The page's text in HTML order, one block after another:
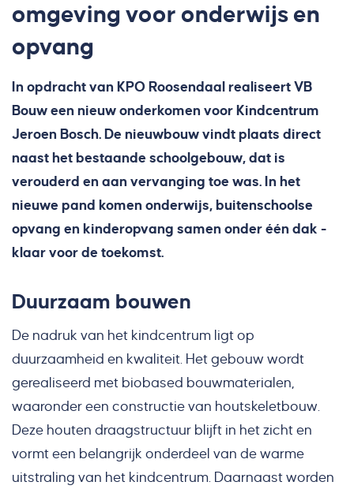
omgeving voor onderwijs en
opvang
In opdracht van KPO Roosendaal realiseert VB
Bouw een nieuw onderkomen voor Kindcentrum
Jeroen Bosch. De nieuwbouw vindt plaats direct
naast het bestaande schoolgebouw, dat is
verouderd en aan vervanging toe was. In het
nieuwe pand komen onderwijs, buitenschoolse
opvang en kinderopvang samen onder één dak -
klaar voor de toekomst.
Duurzaam bouwen
De nadruk van het kindcentrum ligt op
duurzaamheid en kwaliteit. Het gebouw wordt
gerealiseerd met biobased bouwmaterialen,
waaronder een constructie van houtskeletbouw.
Deze houten draagstructuur blijft in het zicht en
vormt een belangrijk onderdeel van de warme
uitstraling van het kindcentrum. Daarnaast worden